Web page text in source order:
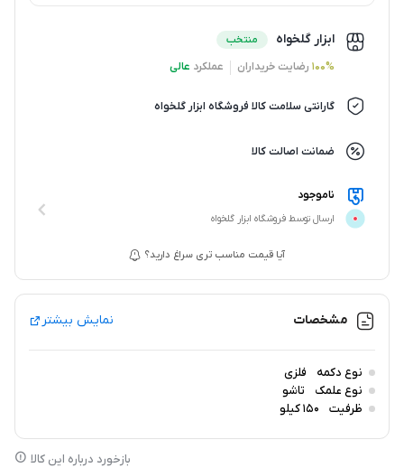
ابزار گلخواه
منتخب
100% رضایت خریداران عملکرد عالی
گارانتی سلامت کالا فروشگاه ابزار گلخواه
ضمانت اصالت کالا
ناموجود
ارسال توسط فروشگاه ابزار گلخواه
آیا قیمت مناسب تری سراغ دارید؟
مشخصات نمایش بیشتر
نوع دکمه
فلزی
نوع علمک
تاشو
ظرفیت
150 کیلو
بازخورد درباره این کالا